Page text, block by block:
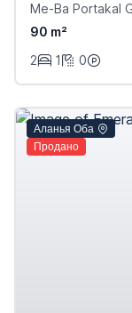
Me-Ba Portakal
90 m²
2
1 0
Аланья Оба
Продано